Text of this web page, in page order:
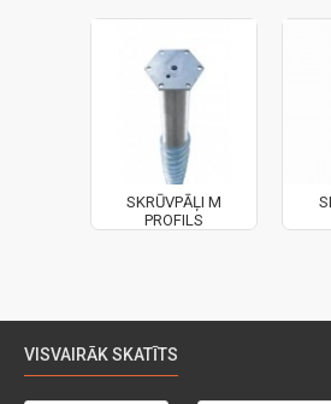
SKRŪVPĀĻI M
PROFILS
VISVAIRĀK SKATĪTS